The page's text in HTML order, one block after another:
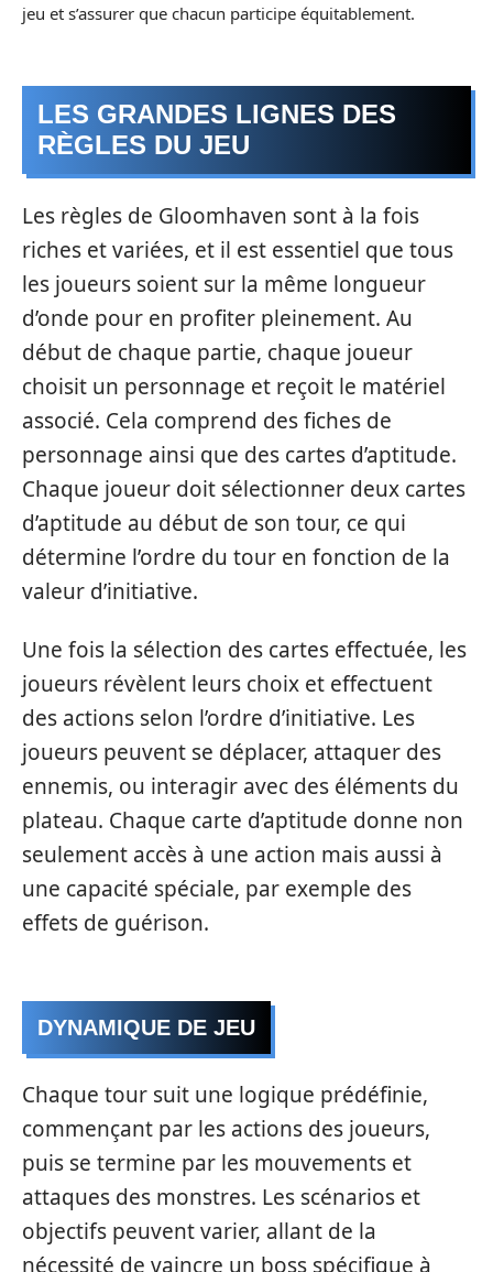
jeu et s’assurer que chacun participe équitablement.
LES GRANDES LIGNES DES
RÈGLES DU JEU
Les règles de Gloomhaven sont à la fois
riches et variées, et il est essentiel que tous
les joueurs soient sur la même longueur
d’onde pour en profiter pleinement. Au
début de chaque partie, chaque joueur
choisit un personnage et reçoit le matériel
associé. Cela comprend des fiches de
personnage ainsi que des cartes d’aptitude.
Chaque joueur doit sélectionner deux cartes
d’aptitude au début de son tour, ce qui
détermine l’ordre du tour en fonction de la
valeur d’initiative.
Une fois la sélection des cartes effectuée, les
joueurs révèlent leurs choix et effectuent
des actions selon l’ordre d’initiative. Les
joueurs peuvent se déplacer, attaquer des
ennemis, ou interagir avec des éléments du
plateau. Chaque carte d’aptitude donne non
seulement accès à une action mais aussi à
une capacité spéciale, par exemple des
effets de guérison.
DYNAMIQUE DE JEU
Chaque tour suit une logique prédéfinie,
commençant par les actions des joueurs,
puis se termine par les mouvements et
attaques des monstres. Les scénarios et
objectifs peuvent varier, allant de la
nécessité de vaincre un boss spécifique à